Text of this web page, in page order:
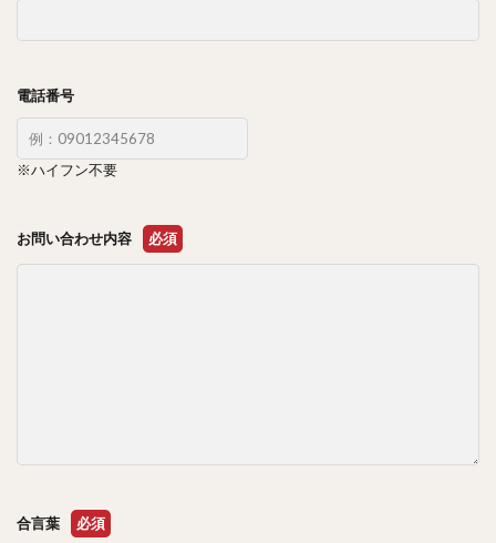
電話番号
※ハイフン不要
お問い合わせ内容 必須
合言葉
必須